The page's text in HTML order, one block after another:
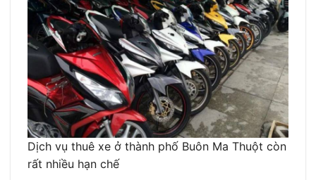
Dịch vụ thuê xe ở thành phố Buôn Ma Thuột còn
rất nhiều hạn chế